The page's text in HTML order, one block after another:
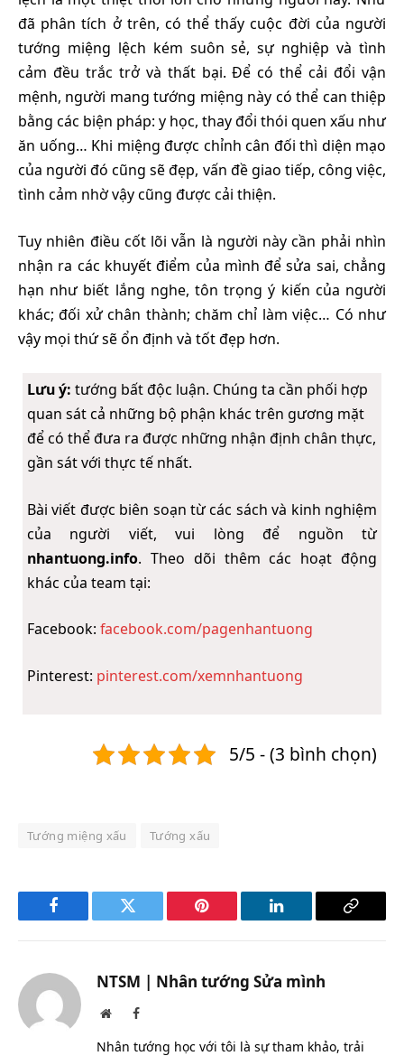
đã phân tích ở trên, có thể thấy cuộc đời của người
tướng miệng lệch kém suôn sẻ, sự nghiệp và tình
cảm đều trắc trở và thất bại. Để có thể cải đổi vận
mệnh, người mang tướng miệng này có thể can thiệp
bằng các biện pháp: y học, thay đổi thói quen xấu như
ăn uống… Khi miệng được chỉnh cân đối thì diện mạo
của người đó cũng sẽ đẹp, vấn đề giao tiếp, công việc,
tình cảm nhờ vậy cũng được cải thiện.
Tuy nhiên điều cốt lõi vẫn là người này cần phải nhìn
nhận ra các khuyết điểm của mình để sửa sai, chẳng
hạn như biết lắng nghe, tôn trọng ý kiến của người
khác; đối xử chân thành; chăm chỉ làm việc… Có như
vậy mọi thứ sẽ ổn định và tốt đẹp hơn.
Lưu ý: tướng bất độc luận. Chúng ta cần phối hợp
quan sát cả những bộ phận khác trên gương mặt
để có thể đưa ra được những nhận định chân thực,
gần sát với thực tế nhất.
Bài viết được biên soạn từ các sách và kinh nghiệm
của người viết, vui lòng để nguồn từ
nhantuong.info. Theo dõi thêm các hoạt động
khác của team tại:
Facebook: facebook.com/pagenhantuong
Pinterest: pinterest.com/xemnhantuong
5/5 - (3 bình chọn)
Tướng miệng xấu Tướng xấu
Facebook Twitter Pinterest LinkedIn
Copy
NTSM | Nhân tướng Sửa mình
WebsiteFacebook
Nhân tướng học với tôi là sự tham khảo, trải